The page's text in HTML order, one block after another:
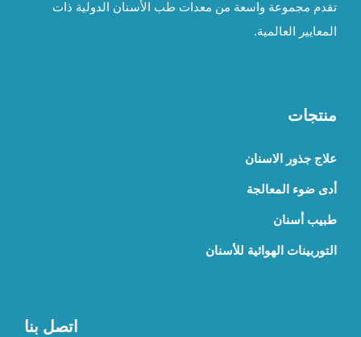
تقدم مجموعة واسعة من معدات طب الأسنان الدولية ذات
المعايير العالمية.
منتجات
علاج جذور الاسنان
أدى ضوء المعالجة
طبيب أسنان
التوربينات الهوائية للأسنان
اتصل بنا